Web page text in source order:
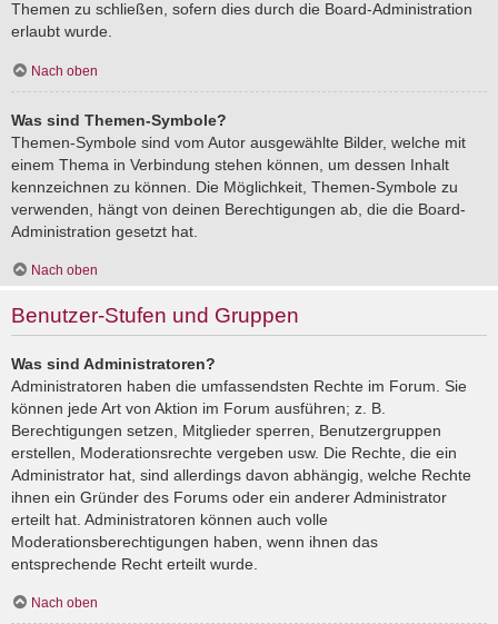
Themen zu schließen, sofern dies durch die Board-Administration
erlaubt wurde.
Nach oben
Was sind Themen-Symbole?
Themen-Symbole sind vom Autor ausgewählte Bilder, welche mit
einem Thema in Verbindung stehen können, um dessen Inhalt
kennzeichnen zu können. Die Möglichkeit, Themen-Symbole zu
verwenden, hängt von deinen Berechtigungen ab, die die Board-
Administration gesetzt hat.
Nach oben
Benutzer-Stufen und Gruppen
Was sind Administratoren?
Administratoren haben die umfassendsten Rechte im Forum. Sie
können jede Art von Aktion im Forum ausführen; z. B.
Berechtigungen setzen, Mitglieder sperren, Benutzergruppen
erstellen, Moderationsrechte vergeben usw. Die Rechte, die ein
Administrator hat, sind allerdings davon abhängig, welche Rechte
ihnen ein Gründer des Forums oder ein anderer Administrator
erteilt hat. Administratoren können auch volle
Moderationsberechtigungen haben, wenn ihnen das
entsprechende Recht erteilt wurde.
Nach oben